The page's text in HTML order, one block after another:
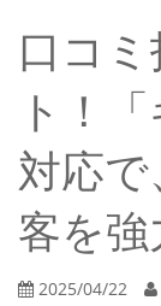
口コ
ト！
対応
客を強
2025/04/22